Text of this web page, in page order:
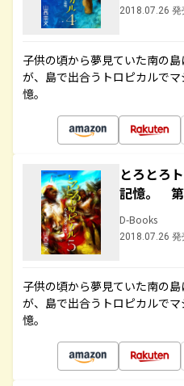
2018.07.26 発
子供の頃から夢見ていた南の
が、島で出合うトロピカルで
憶。
とろとろ
記憶。
D-Books
2018.07.26 発
子供の頃から夢見ていた南の
が、島で出合うトロピカルで
憶。